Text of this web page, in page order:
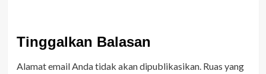
Tinggalkan Balasan
Alamat email Anda tidak akan dipublikasikan. Ruas yang